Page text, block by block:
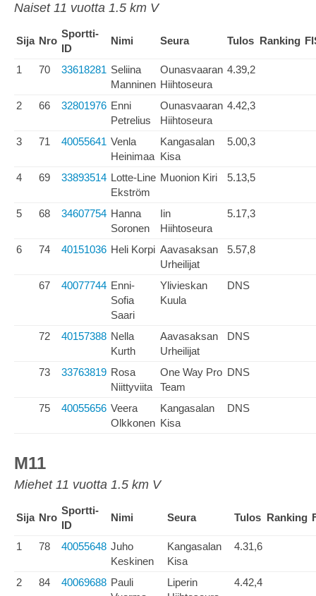
Naiset 11 vuotta 1.5 km V
Sija Nro
Sportti-
ID
Nimi Seura Tulos Ranking
1 70 33618281 Seliina
Manninen
Ounasvaaran
Hiihtoseura
4.39,2
2 66 32801976 Enni
Petrelius
Ounasvaaran
Hiihtoseura
4.42,3
3 71 40055641 Venla
Heinimaa
Kangasalan
Kisa
5.00,3
4 69 33893514 Lotte-Line
Ekström
Muonion Kiri 5.13,5
5 68 34607754 Hanna
Soronen
Iin
Hiihtoseura
5.17,3
6 74 40151036 Heli Korpi Aavasaksan
Urheilijat
5.57,8
67 40077744 Enni-
Sofia
Saari
Ylivieskan
Kuula
DNS
72 40157388 Nella
Kurth
Aavasaksan
Urheilijat
DNS
73 33763819 Rosa
Niittyviita
One Way Pro
Team
DNS
75 40055656 Veera
Olkkonen
Kangasalan
Kisa
DNS
M11
Miehet 11 vuotta 1.5 km V
Sija Nro
Sportti-
ID
Nimi Seura Tulos Ranking
1 78 40055648 Juho
Keskinen
Kangasalan
Kisa
4.31,6
2 84 40069688 Pauli
Liperin
4.42,4